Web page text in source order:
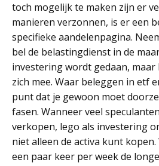
toch mogelijk te maken zijn er
manieren verzonnen, is er een
specifieke aandelenpagina.
bel de belastingdienst in de
investering wordt gedaan, maar
zich mee. Waar beleggen in etf
punt dat je gewoon moet
fasen. Wanneer veel
verkopen, lego als investering
niet alleen de activa kunt
een paar keer per week de